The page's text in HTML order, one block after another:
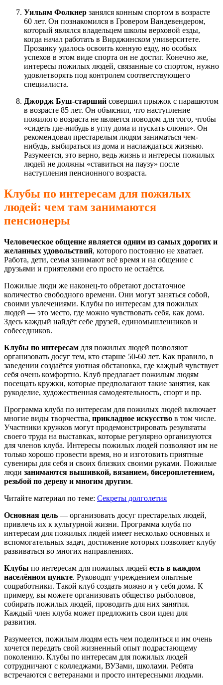
Уильям Фолкнер занялся конным спортом в возрасте
60 лет. Он познакомился в Гровером Вандевендером,
который являлся владельцем школы верховой езды,
когда начал работать в Вирджинском университете.
Прозаику удалось освоить конную езду, но особых
успехов в этом виде спорта он не достиг. Конечно же,
интересы пожилых людей, связанные со спортом, нужно
удовлетворять под контролем соответствующего
специалиста.
Джордж Буш-старший совершил прыжок с парашютом
в возрасте 85 лет. Он объяснил, что наступление
пожилого возраста не является поводом для того, чтобы
«сидеть где-нибудь в углу дома и пускать слюни». Он
рекомендовал престарелым людям заниматься чем-
нибудь, выбираться из дома и наслаждаться жизнью.
Разумеется, это верно, ведь жизнь и интересы пожилых
людей не должны «ставиться на паузу» после
наступления пенсионного возраста.
Клубы по интересам для пожилых
людей: чем там занимаются
пенсионеры
Человеческое общение является одним из самых дорогих и
желанных удовольствий, которого постоянно не хватает.
Работа, дети, семья занимают всё время и на общение с
друзьями и приятелями его просто не остаётся.
Пожилые люди же наконец-то обретают достаточное
количество свободного времени. Они могут заняться собой,
своими увлечениями. Клубы по интересам для пожилых
людей — это место, где можно чувствовать себя, как дома.
Здесь каждый найдёт себе друзей, единомышленников и
собеседников.
Клубы по интересам для пожилых людей позволяют
организовать досуг тем, кто старше 50-60 лет. Как правило, в
заведении создаётся уютная обстановка, где каждый чувствует
себя очень комфортно. Клуб предлагает пожилым людям
посещать кружки, которые предполагают такие занятия, как
рукоделие, художественная самодеятельность, спорт и пр.
Программа клуба по интересам для пожилых людей включает
многие виды творчества, прикладное искусство в том числе.
Участники кружков могут продемонстрировать результаты
своего труда на выставках, которые регулярно организуются
для членов клуба. Интересы пожилых людей позволяют им не
только хорошо провести время, но и изготовить приятные
сувениры для себя и своих близких своими руками. Пожилые
люди занимаются вышивкой, вязанием, бисероплетением,
резьбой по дереву и многим другим.
Читайте материал по теме: Секреты долголетия
Основная цель — организовать досуг престарелых людей,
привлечь их к культурной жизни. Программа клуба по
интересам для пожилых людей имеет несколько основных и
вспомогательных задач, достижение которых позволяет клубу
развиваться во многих направлениях.
Клубы по интересам для пожилых людей есть в каждом
населённом пункте. Руководят учреждением опытные
соцработники. Такой клуб создать можно и у себя дома. К
примеру, вы можете организовать общество рыболовов,
собирать пожилых людей, проводить для них занятия.
Каждый член клуба может предложить свои идеи для
развития.
Разумеется, пожилым людям есть чем поделиться и им очень
хочется передать свой жизненный опыт подрастающему
поколению. Клубы по интересам для пожилых людей
сотрудничают с колледжами, ВУЗами, школами. Ребята
встречаются с ветеранами и просто интересными людьми.